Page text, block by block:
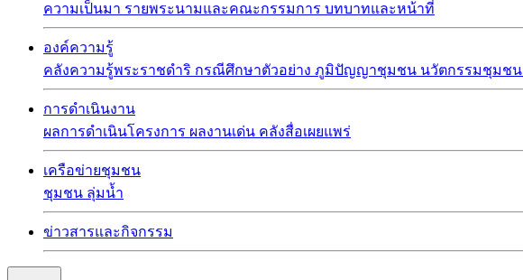
ความเป็นมา รายพระนามและคณะกรรมการ บทบาทและหน้าที่
องค์ความรู้
คลังความรู้พระราชดำริ กรณีศึกษาตัวอย่าง ภูมิปัญญาชุมชน นวัตกรรมชุมชน
การดำเนินงาน
ผลการดำเนินโครงการ ผลงานเด่น คลังสื่อเผยแพร่
เครือข่ายชุมชน
ชุมชน ลุ่มน้ำ
ข่าวสารและกิจกรรม